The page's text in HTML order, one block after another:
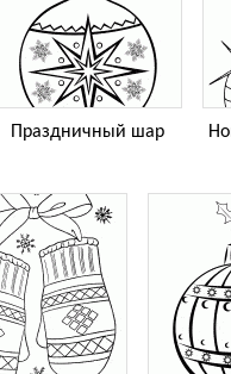
Праздничный шар